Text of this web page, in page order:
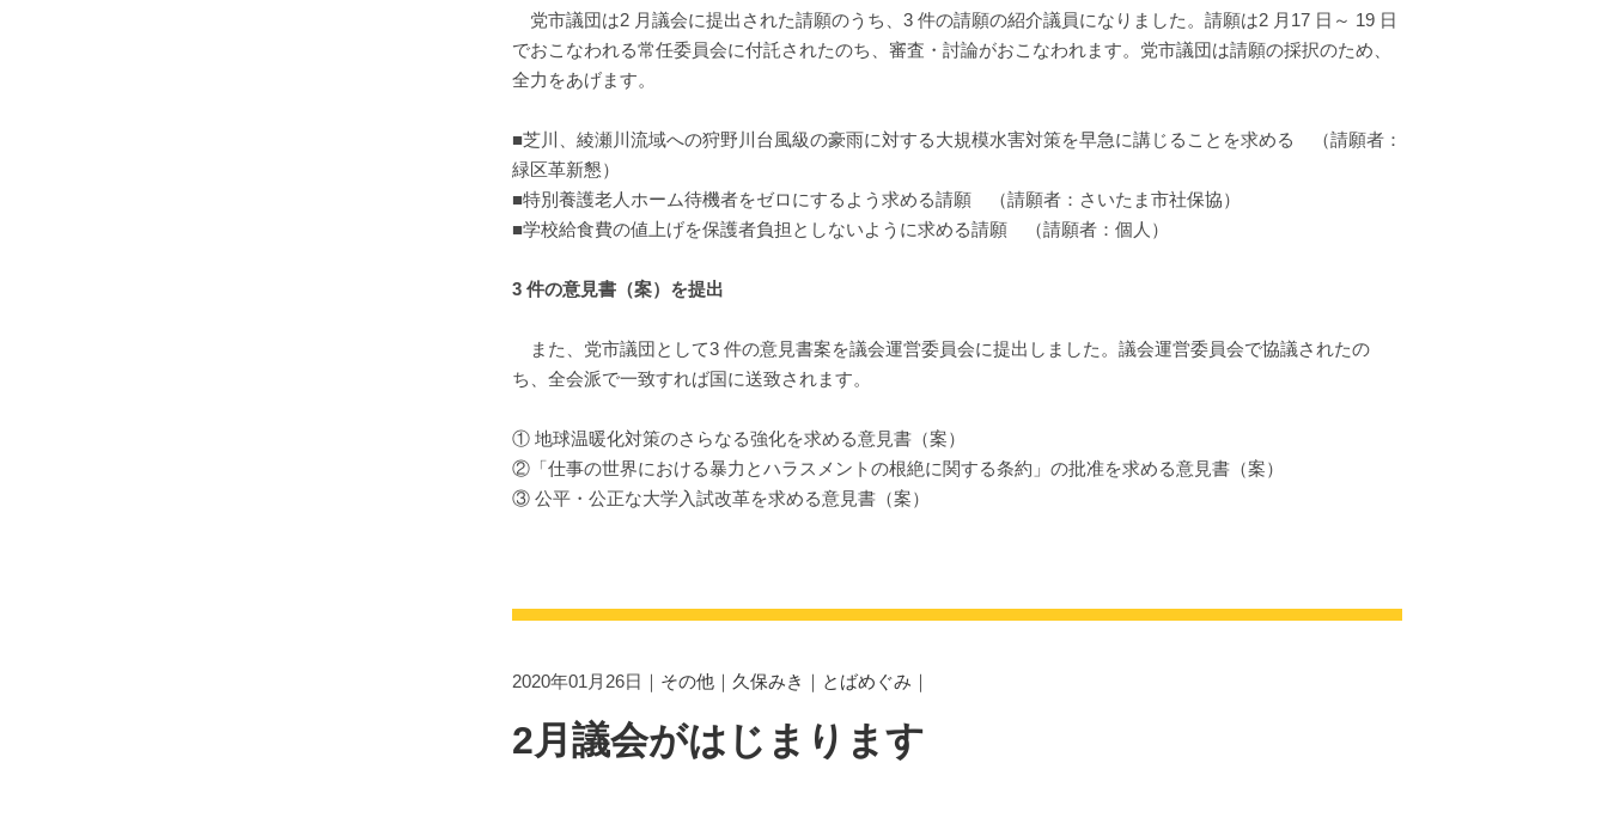
党市議団は2 月議会に提出された請願のうち、3 件の請願の紹介議員になりました。請願は2 月17 日～ 19 日
でおこなわれる常任委員会に付託されたのち、審査・討論がおこなわれます。党市議団は請願の採択のため、
全力をあげます。
■芝川、綾瀬川流域への狩野川台風級の豪雨に対する大規模水害対策を早急に講じることを求める （請願者：
緑区革新懇）
■特別養護老人ホーム待機者をゼロにするよう求める請願 （請願者：さいたま市社保協）
■学校給食費の値上げを保護者負担としないように求める請願 （請願者：個人）
3 件の意見書（案）を提出
また、党市議団として3 件の意見書案を議会運営委員会に提出しました。議会運営委員会で協議されたの
ち、全会派で一致すれば国に送致されます。
① 地球温暖化対策のさらなる強化を求める意見書（案）
②「仕事の世界における暴力とハラスメントの根絶に関する条約」の批准を求める意見書（案）
③ 公平・公正な大学入試改革を求める意見書（案）
2020年01月26日｜ その他 ｜ 久保みき ｜ とばめぐみ ｜
2月議会がはじまります